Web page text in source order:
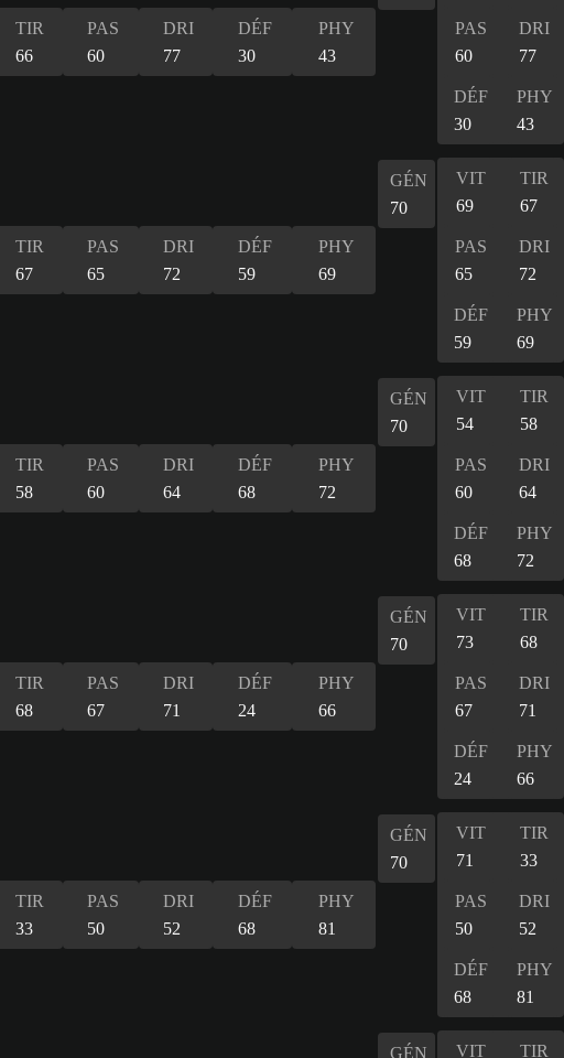
TIR
66
PAS
60
DRI
77
DÉF
30
PHY
43
PAS
60
DRI
77
DÉF
30
PHY
43
TIR
67
PAS
65
DRI
72
DÉF
59
PHY
69
GÉN
70
VIT
69
TIR
67
PAS
65
DRI
72
DÉF
59
PHY
69
TIR
58
PAS
60
DRI
64
DÉF
68
PHY
72
GÉN
70
VIT
54
TIR
58
PAS
60
DRI
64
DÉF
68
PHY
72
TIR
68
PAS
67
DRI
71
DÉF
24
PHY
66
GÉN
70
VIT
73
TIR
68
PAS
67
DRI
71
DÉF
24
PHY
66
TIR
33
PAS
50
DRI
52
DÉF
68
PHY
81
GÉN
70
VIT
71
TIR
33
PAS
50
DRI
52
DÉF
68
PHY
81
GÉN VIT TIR